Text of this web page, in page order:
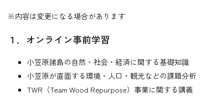
※内容は変更になる場合があります
１．オンライン事前学習
小笠原諸島の自然・社会・経済に関する基礎知識
小笠原が直面する環境・人口・観光などの課題分析
TWR（Team Wood Repurpose）事業に関する講義